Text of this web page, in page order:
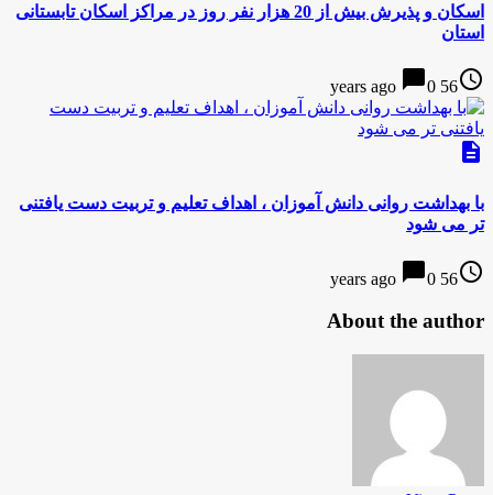
اسكان و پذيرش بيش از 20 هزار نفر روز در مراکز اسکان تابستانی
استان
access_time
56 years ago
chat_bubble0
description
با بهداشت روانی دانش آموزان ، اهداف تعلیم و تربیت دست یافتنی
تر می شود
access_time
56 years ago
chat_bubble0
About the author